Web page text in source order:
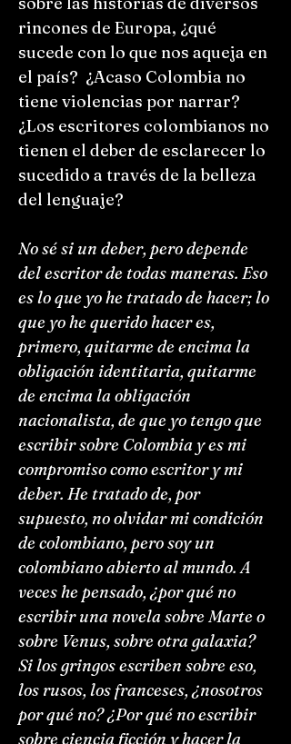
rincones de Europa, ¿qué
sucede con lo que nos aqueja en
el país? ¿Acaso Colombia no
tiene violencias por narrar?
¿Los escritores colombianos no
tienen el deber de esclarecer lo
sucedido a través de la belleza
del lenguaje?
No sé si un deber, pero depende
del escritor de todas maneras. Eso
es lo que yo he tratado de hacer; lo
que yo he querido hacer es,
primero, quitarme de encima la
obligación identitaria, quitarme
de encima la obligación
nacionalista, de que yo tengo que
escribir sobre Colombia y es mi
compromiso como escritor y mi
deber. He tratado de, por
supuesto, no olvidar mi condición
de colombiano, pero soy un
colombiano abierto al mundo. A
veces he pensado, ¿por qué no
escribir una novela sobre Marte o
sobre Venus, sobre otra galaxia?
Si los gringos escriben sobre eso,
los rusos, los franceses, ¿nosotros
por qué no? ¿Por qué no escribir
sobre ciencia ficción y hacer la